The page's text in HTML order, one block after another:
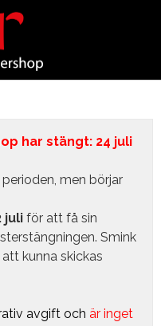
har stängt: 24 juli
men börjar
juli för att få sin
Smink
kunna skickas
avgift och är inget